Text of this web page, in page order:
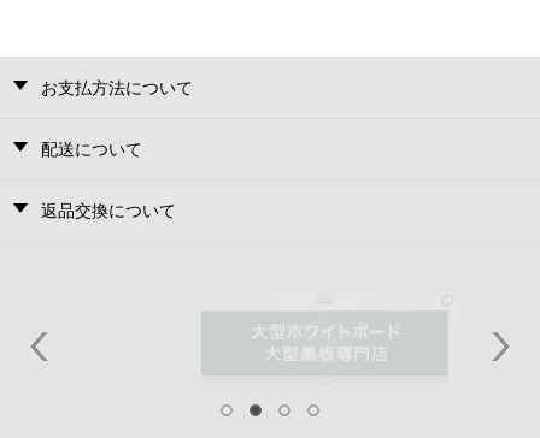
お支払方法について
配送について
返品交換について